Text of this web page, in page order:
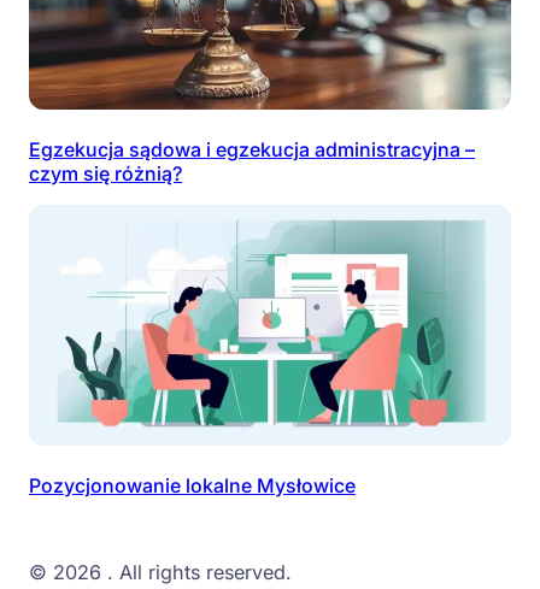
Egzekucja sądowa i egzekucja administracyjna –
czym się różnią?
Pozycjonowanie lokalne Mysłowice
© 2026 . All rights reserved.